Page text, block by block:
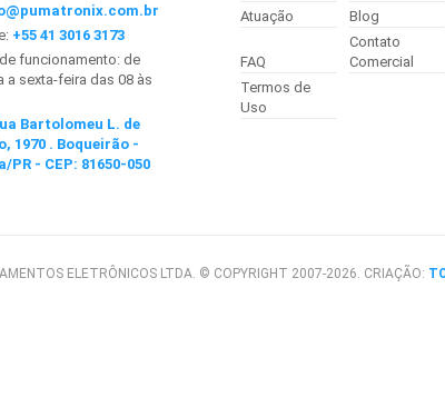
+55 41 3016 3173
funcionamento: de
a sexta-feira das 08 às
Bartolomeu L. de
1970 . Boqueirão -
PR - CEP: 81650-050
Atuação
Blog
FAQ
Contato
Comercial
Termos de
Uso
ELETRÔNICOS LTDA. © COPYRIGHT 2007-2026. CRIAÇÃO: